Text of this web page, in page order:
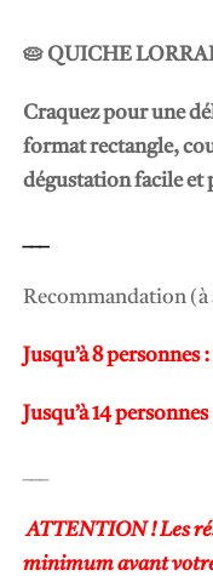
🥧 QUICHE
Craquez pour une
format rectangle,
dégustation facile et
Recommandation (à
Jusqu’à 8
Jusqu’à 14
ATTENTION ! Les
minimum avant